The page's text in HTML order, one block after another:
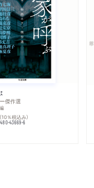
傑作選
（10％税込み）
43669-6